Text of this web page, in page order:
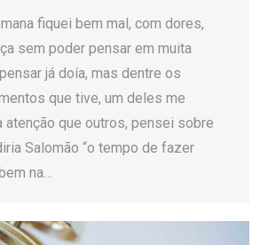
fiquei bem mal, com dores,
sem poder pensar em muita
já doía, mas dentre os
que tive, um deles me
atenção que outros, pensei sobre
Salomão “o tempo de fazer
na…